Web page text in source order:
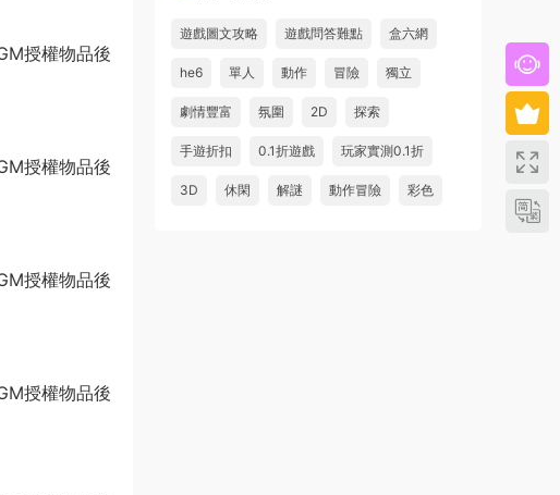
遊戲圖文攻略 遊戲問答難點 盒六網
he6 單人 動作 冒險 獨立
劇情豐富 氛圍 2D 探索
手遊折扣 0.1折遊戲 玩家實測0.1折
3D 休閑 解謎 動作冒險 彩色